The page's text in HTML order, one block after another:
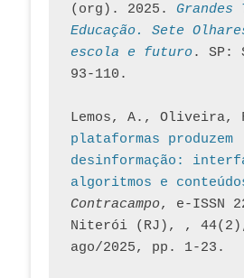
(org). 2025. Grandes
Educação. Sete
escola e futuro. SP:
93-110.
Lemos, A., Oliveira,
plataformas produzem
desinformação:
algoritmos e
Contracampo, e-ISSN
Niterói (RJ), , 44(2),
ago/2025, pp. 1-23.